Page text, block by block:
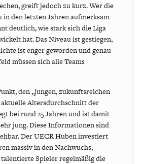
greift jedoch zu kurz. Wer die
in den letzten Jahren aufmerksam
deutlich, wie stark sich die Liga
hat. Das Niveau ist gestiegen,
ist enger geworden und genau
müssen sich alle Teams
den „jungen, zukunftsreichen
aktuelle Altersdurchschnitt der
bei rund 25 Jahren und ist damit
jung. Diese Informationen sind
Der UECR Huben investiert
massiv in den Nachwuchs,
Spieler regelmäßig die